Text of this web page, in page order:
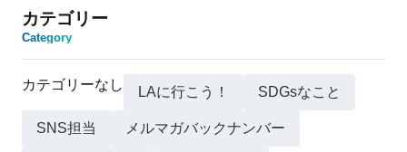
カテゴリー
Category
カテゴリーなし LAに行こう！ SDGsなこと
SNS担当 メルマガバックナンバー